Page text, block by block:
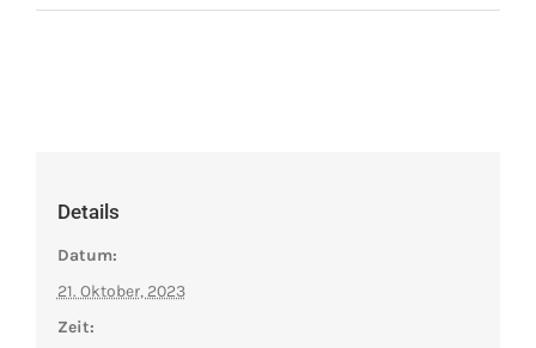
Details
Datum:
21. Oktober, 2023
Zeit: